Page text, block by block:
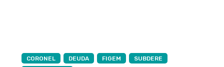
CORONEL DEUDA FIGEM
SUBDERE